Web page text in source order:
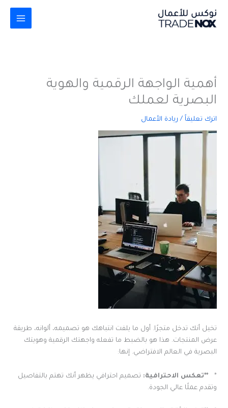
المحتوى
أهمية الواجهة الرقمية والهوية
البصرية لعملك
اترك تعليقاً / ريادة الأعمال
تخيل أنك تدخل متجرًا. أول ما يلفت انتباهك هو تصميمه، ألوانه، طريقة
عرض المنتجات. هذا هو بالضبط ما تفعله واجهتك الرقمية وهويتك
البصرية في العالم الافتراضي. إنها:
*
**تعكس الاحترافية: تصميم احترافي يظهر أنك تهتم بالتفاصيل
وتقدم عملًا عالي الجودة.